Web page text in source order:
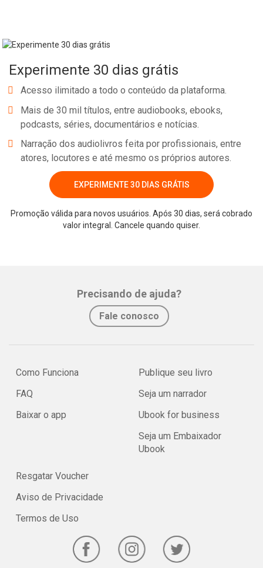
Experimente 30 dias grátis
Acesso ilimitado a todo o conteúdo da plataforma.
Mais de 30 mil títulos, entre audiobooks, ebooks,
podcasts, séries, documentários e notícias.
Narração dos audiolivros feita por profissionais, entre
atores, locutores e até mesmo os próprios autores.
EXPERIMENTE 30 DIAS GRÁTIS
Promoção válida para novos usuários. Após 30 dias, será cobrado
valor integral. Cancele quando quiser.
Precisando de ajuda?
Fale conosco
Como Funciona
FAQ
Baixar o app
Publique seu livro
Seja um narrador
Ubook for business
Seja um Embaixador
Ubook
Resgatar Voucher
Aviso de Privacidade
Termos de Uso